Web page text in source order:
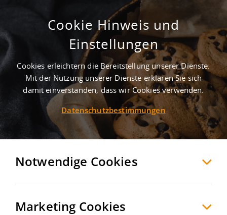
Treffer-Gewerbegebiete in Erwitte
Erwitte
Möchten Sie diese Suche als Suchauftrag
Objekte informiert werden?
Cookie Hinweis und
Einstellungen
Cookies erleichtern die Bereitstellung unserer Dienste.
Mit der Nutzung unserer Dienste erklären Sie sich
damit einverstanden, dass wir Cookies verwenden.
Datenschutzbestimmungen
Notwendige Cookies
Marketing Cookies